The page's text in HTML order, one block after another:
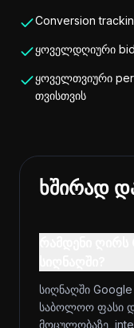
Conversion
ყოველდღიური
ყოველთვიური
თვისთვის
ხშირად
სიღნაღში
საბოლოო ფასი
მოცულობაზე,